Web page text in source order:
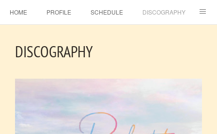
HOME PROFILE SCHEDULE DISCOGRAPHY
GALLERY CONTACT
DISCOGRAPHY